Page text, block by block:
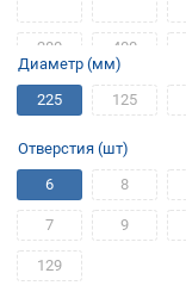
280 400
1200 1000
Диаметр (мм)
225
125
Отверстия (шт)
6
8
7 9
129